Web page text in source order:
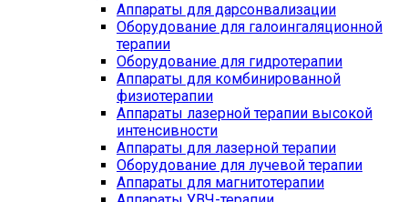
Аппараты для дарсонвализации
Оборудование для галоингаляционной
терапии
Оборудование для гидротерапии
Аппараты для комбинированной
физиотерапии
Аппараты лазерной терапии высокой
интенсивности
Аппараты для лазерной терапии
Оборудование для лучевой терапии
Аппараты для магнитотерапии